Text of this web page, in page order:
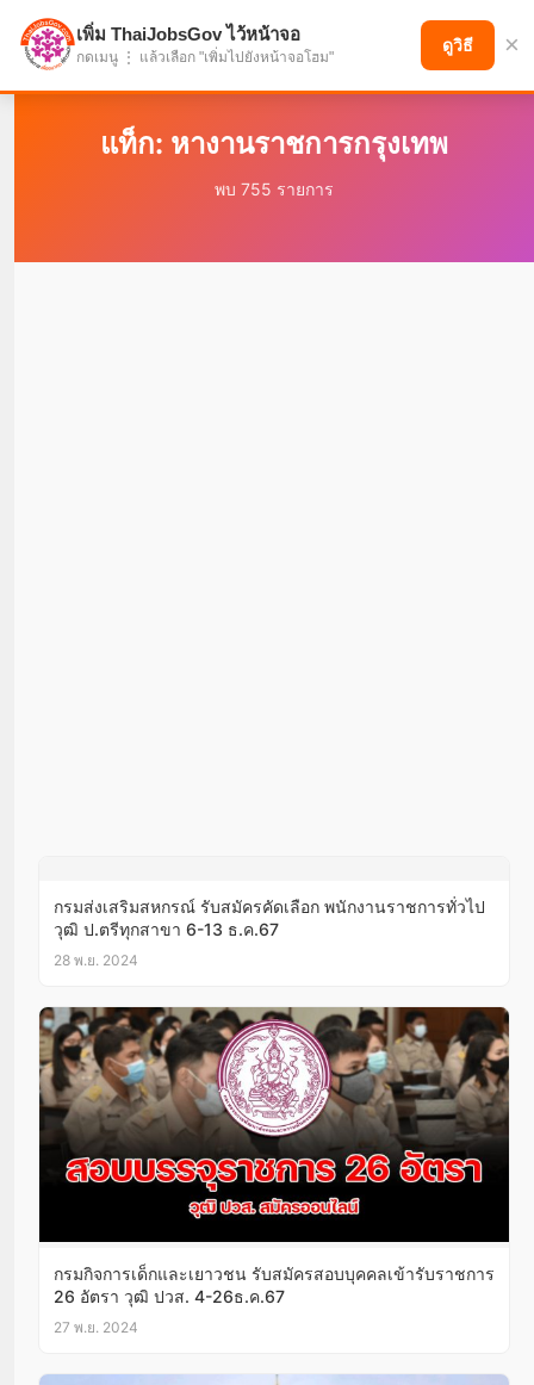
แบ่งปันโอกาส เพื่ออนาคตที่ก้าวหน้า
แท็ก: หางานราชการกรุงเทพ
พบ 755 รายการ
กรมส่งเสริมสหกรณ์ รับสมัครคัดเลือก พนักงานราชการทั่วไป
วุฒิ ป.ตรีทุกสาขา 6-13 ธ.ค.67
28 พ.ย. 2024
กรมกิจการเด็กและเยาวชน รับสมัครสอบบุคคลเข้ารับราชการ
26 อัตรา วุฒิ ปวส. 4-26ธ.ค.67
27 พ.ย. 2024
เพิ่ม ThaiJobsGov ไว้หน้าจอ
กดเมนู ⋮ แล้วเลือก "เพิ่มไปยังหน้าจอโฮม"
ดูวิธี ×